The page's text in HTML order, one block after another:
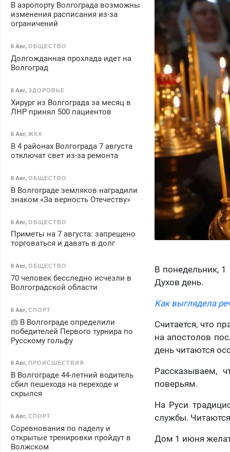
В понедельник,
Духов день.
Как выглядела
Считается, что
на апостолов
день читаются
Рассказываем,
поверьям.
На Руси
службы.
Дом 1 июня
В аэропорту Волгограда возможны
изменения расписания из-за
ограничений
6 Авг, ОБЩЕСТВО
Долгожданная прохлада идет на
Волгоград
6 Авг, ЗДОРОВЬЕ
Хирург из Волгограда за месяц в
ЛНР принял 500 пациентов
6 Авг, ЖКХ
В 4 районах Волгограда 7 августа
отключат свет из-за ремонта
6 Авг, ОБЩЕСТВО
В Волгограде земляков наградили
знаком «За верность Отечеству»
6 Авг, ОБЩЕСТВО
Приметы на 7 августа: запрещено
торговаться и давать в долг
6 Авг, ОБЩЕСТВО
70 человек бесследно исчезли в
Волгоградской области
6 Авг, СПОРТ
В Волгограде определили
победителей Первого турнира по
Русскому гольфу
6 Авг, ПРОИСШЕСТВИЯ
В Волгограде 44-летний водитель
сбил пешехода на переходе и
скрылся
6 Авг, СПОРТ
Соревнования по паделу и
открытые тренировки пройдут в
Волжском